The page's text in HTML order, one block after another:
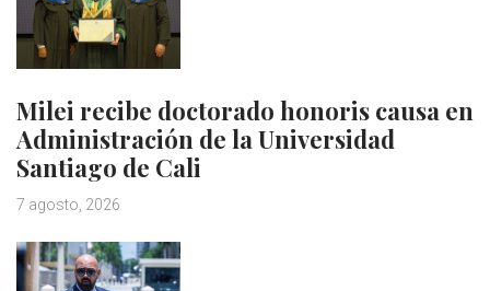
Milei recibe doctorado honoris causa en
Administración de la Universidad
Santiago de Cali
7 agosto, 2026